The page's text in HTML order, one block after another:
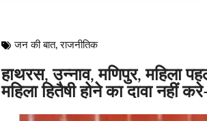
जन की बात,राजनीतिक
हाथरस, उन्नाव, मणिपुर, महिला
महिला हितैषी होने का दावा नहीं